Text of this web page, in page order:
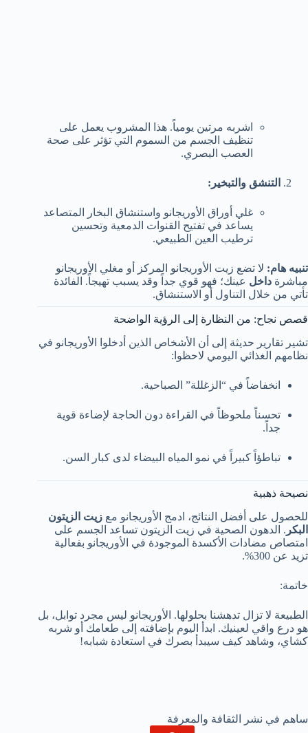
اشربه مرتين يومياً. هذا المشروب يعمل على
تنظيف الجسم من السموم التي تؤثر على صحة
العصب البصري.
التنشق والتبخير:
غلي أوراق الأوريجانو واستنشاق البخار المتصاعد
يساعد في تفتيح القنوات الدمعية وتحسين
ترطيب العين الطبيعي.
تنبيه هام: لا تضع زيت الأوريجانو المركز أو مغلي الأوريجانو
مباشرة داخل عينك؛ فهو قوي جداً وقد يسبب تهيجاً. الفائدة
تأتي من خلال التناول أو الاستنشاق.
قصص نجاح: من النظارة إلى الرؤية الواضحة
تشير تقارير حديثة إلى أن الأشخاص الذين أدخلوا الأوريجانو في
نظامهم الغذائي اليومي لاحظوا:
انخفاضاً في “الزغللة” الصباحية.
تحسناً ملحوظاً في القراءة دون الحاجة لإضاءة قوية
جداً.
تباطؤاً كبيراً في نمو المياه البيضاء لدى كبار السن.
نصيحة ذهبية
للحصول على أفضل النتائج، ادمج الأوريجانو مع زيت الزيتون
البكر . الدهون الصحية في زيت الزيتون تساعد الجسم على
امتصاص مضادات الأكسدة الموجودة في الأوريجانو بفعالية
تزيد عن 300%.
خاتمة:
الطبيعة لا تزال تدهشنا بحلولها. الأوريجانو ليس مجرد توابل، بل
هو درع واقي لعينيك. ابدأ اليوم بإضافته إلى طعامك أو شربه
كشاي، وشاهد كيف سيبدأ بصرك في استعادة شبابه!
ساهم في نشر الثقافة والمعرفة